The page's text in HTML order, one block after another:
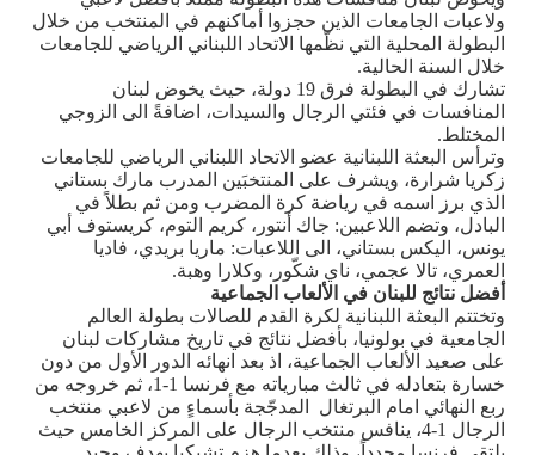
ولاعبات الجامعات الذين حجزوا أماكنهم في المنتخب من خلال
البطولة المحلية التي نظّمها الاتحاد اللبناني الرياضي للجامعات
خلال السنة الحالية.
تشارك في البطولة فرق 19 دولة، حيث يخوض لبنان
المنافسات في فئتي الرجال والسيدات، اضافةً الى الزوجي
المختلط.
وترأس البعثة اللبنانية عضو الاتحاد اللبناني الرياضي للجامعات
زكريا شرارة، ويشرف على المنتخبَين المدرب مارك بستاني
الذي برز اسمه في رياضة كرة المضرب ومن ثم بطلاً في
البادل، وتضم اللاعبين: جاك أنتور، كريم التوم، كريستوف أبي
يونس، اليكس بستاني، الى اللاعبات: ماريا بريدي، فاديا
العمري، تالا عجمي، ناي شكّور، وكلارا وهبة.
أفضل نتائج للبنان في الألعاب الجماعية
وتختتم البعثة اللبنانية لكرة القدم للصالات بطولة العالم
الجامعية في بولونيا، بأفضل نتائج في تاريخ مشاركات لبنان
على صعيد الألعاب الجماعية، اذ بعد انهائه الدور الأول من دون
خسارة بتعادله في ثالث مبارياته مع فرنسا 1-1، ثم خروجه من
ربع النهائي امام البرتغال المدجّجة بأسماءٍ من لاعبي منتخب
الرجال 1-4، ينافس منتخب الرجال على المركز الخامس حيث